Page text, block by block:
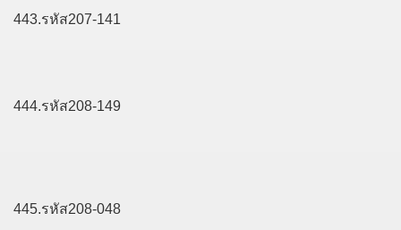
443.รหัส207-141
444.รหัส208-149
445.รหัส208-048